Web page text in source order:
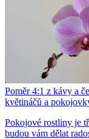
Poměr 4:1 z kávy a
květináčů a
Pokojové rostliny je
budou vám dělat